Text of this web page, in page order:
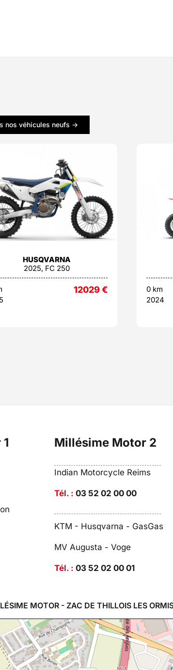
nos véhicules neufs ->
HUSQVARNA
2025, FC 250
12029€
0 km
2024
Millésime Motor 2
Indian Motorcycle Reims
Tél. : 03 52 02 00 00
KTM - Husqvarna - GasGas
MV Augusta - Voge
Tél. : 03 52 02 00 01
MOTOR - ZAC DE THILLOIS LES